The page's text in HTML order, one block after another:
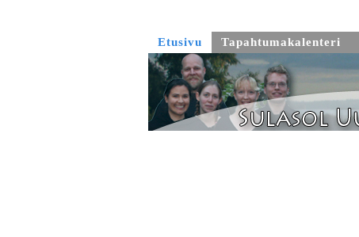
Etusivu Tapahtumakalenteri